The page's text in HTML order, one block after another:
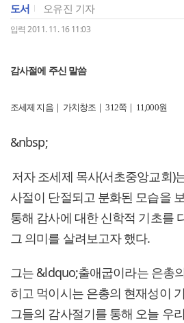
도서 오유진 기자
입력 2011. 11. 16 11:03
감사절에 주신 말씀
조세제 지음｜ 가치창조｜ 312쪽｜ 11,000원
&nbsp;
저자 조세제 목사(서초중앙교회)
사절이 단절되고 분화된 모습을
통해 감사에 대한 신학적 기초를
그 의미를 살려보고자 했다.
그는 &ldquo;출애굽이라는 은총
히고 먹이시는 은총의 현재성이
그들의 감사절기를 통해 오늘 우